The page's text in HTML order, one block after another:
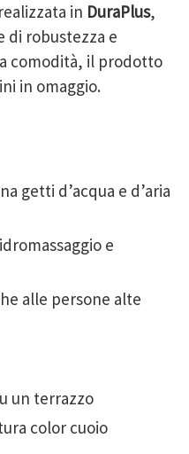
in DuraPlus,
di robustezza e
comodità, il prodotto
in omaggio.
getti d’acqua e d’aria
e
alle persone alte
un terrazzo
color cuoio